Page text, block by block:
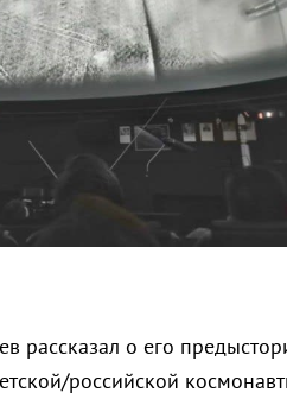
рассказал о его
российской